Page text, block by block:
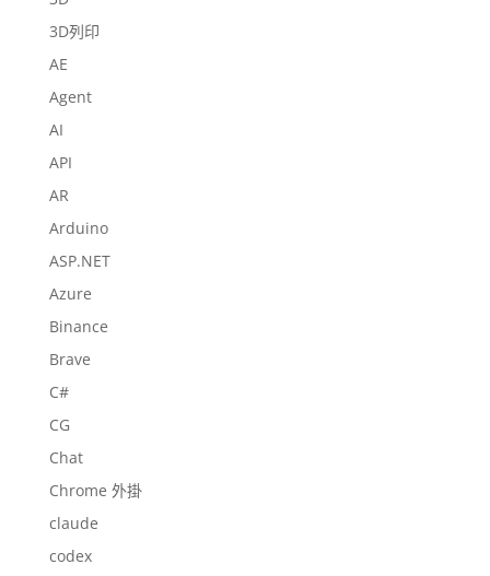
3D列印
AE
Agent
AI
API
AR
Arduino
ASP.NET
Azure
Binance
Brave
C#
CG
Chat
Chrome 外掛
claude
codex